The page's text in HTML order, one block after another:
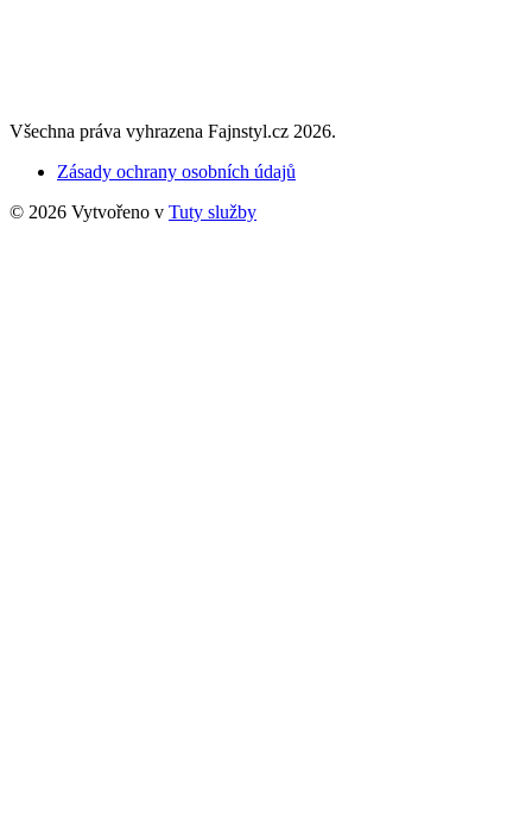
Všechna práva vyhrazena Fajnstyl.cz 2026.
Zásady ochrany osobních údajů
© 2026 Vytvořeno v Tuty služby